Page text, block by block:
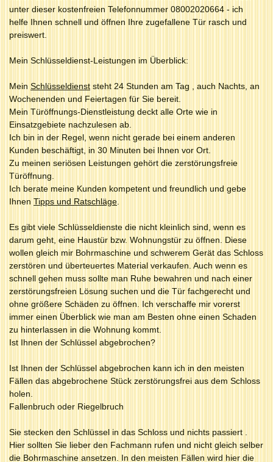
unter dieser kostenfreien Telefonnummer 08002020664 - ich
helfe Ihnen schnell und öffnen Ihre zugefallene Tür rasch und
preiswert.
Mein Schlüsseldienst-Leistungen im Überblick:
Mein Schlüsseldienst steht 24 Stunden am Tag , auch Nachts, an
Wochenenden und Feiertagen für Sie bereit.
Mein Türöffnungs-Dienstleistung deckt alle Orte wie in
Einsatzgebiete nachzulesen ab.
Ich bin in der Regel, wenn nicht gerade bei einem anderen
Kunden beschäftigt, in 30 Minuten bei Ihnen vor Ort.
Zu meinen seriösen Leistungen gehört die zerstörungsfreie
Türöffnung.
Ich berate meine Kunden kompetent und freundlich und gebe
Ihnen Tipps und Ratschläge
Es gibt viele Schlüsseldienste die nicht kleinlich sind, wenn es
darum geht, eine Haustür bzw. Wohnungstür zu öffnen. Diese
wollen gleich mir Bohrmaschine und schwerem Gerät das Schloss
zerstören und überteuertes Material verkaufen. Auch wenn es
schnell gehen muss sollte man Ruhe bewahren und nach einer
zerstörungsfreien Lösung suchen und die Tür fachgerecht und
ohne größere Schäden zu öffnen. Ich verschaffe mir vorerst
immer einen Überblick wie man am Besten ohne einen Schaden
zu hinterlassen in die Wohnung kommt.
Ist Ihnen der Schlüssel abgebrochen?
Ist Ihnen der Schlüssel abgebrochen kann ich in den meisten
Fällen das abgebrochene Stück zerstörungsfrei aus dem Schloss
holen.
Fallenbruch oder Riegelbruch
Sie stecken den Schlüssel in das Schloss und nichts passiert .
Hier sollten Sie lieber den Fachmann rufen und nicht gleich selber
die Bohrmaschine ansetzen. In den meisten Fällen wird hier die